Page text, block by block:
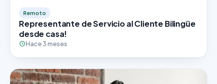
Remoto
Representante de Servicio al Cliente Bilingüe
desde casa!
Hace 3 meses